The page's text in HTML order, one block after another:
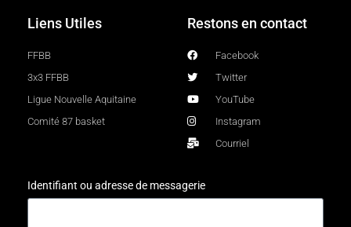
Liens Utiles
FFBB
3x3 FFBB
Ligue Nouvelle Aquitaine
Comité 87 basket
Restons en contact
Facebook
Twitter
YouTube
Instagram
Courriel
Identifiant ou adresse de messagerie